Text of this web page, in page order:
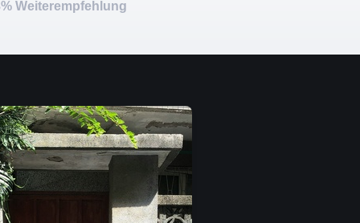
Weiterempfehlung